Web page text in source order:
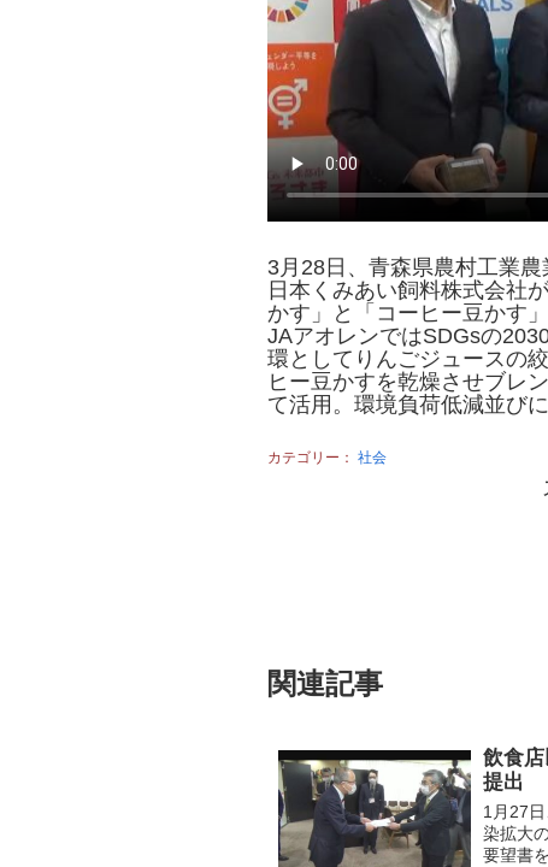
3月28日、青森県農村工業
日本くみあい飼料株式会社
かす」と「コーヒー豆かす
JAアオレンではSDGsの
環としてりんごジュースの
ヒー豆かすを乾燥させブレ
て活用。環境負荷低減並び
カテゴリー： 社会
関連記事
飲食
提出
1月27
染拡大
要望書